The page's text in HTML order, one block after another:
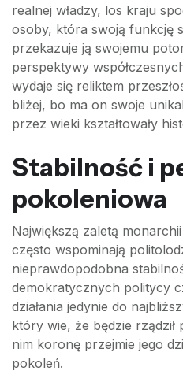
realnej władzy, los kraju
osoby, która swoją funkcję
przekazuje ją swojemu
perspektywy
wydaje się reliktem
bliżej, bo ma on swoje
przez wieki kształtowały
Stabilność i
pokoleniowa
Największą zaletą
często wspominają
nieprawdopodobna
demokratycznych politycy
działania jedynie do
który wie, że będzie
nim koronę przejmie jego
pokoleń.